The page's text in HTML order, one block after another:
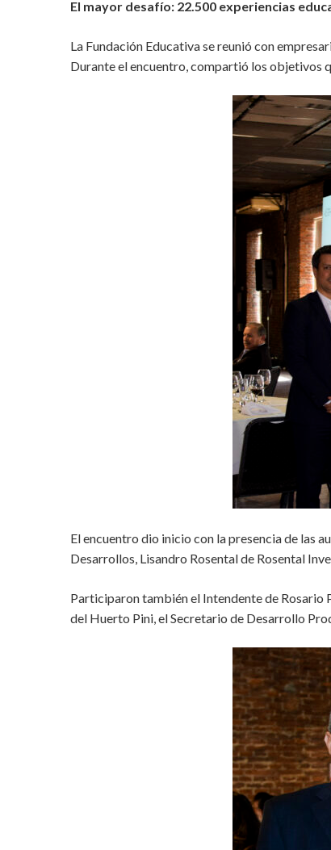
El mayor desafío: 22.500 experiencias
La Fundación Educativa se reunió con
Durante el encuentro, compartió los objetivos
El encuentro dio inicio con la presencia de las
Desarrollos, Lisandro Rosental de Rosental
Participaron también el Intendente de
del Huerto Pini, el Secretario de Desarrollo